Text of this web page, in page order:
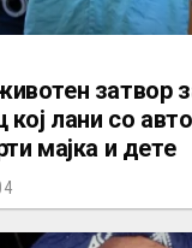
затвор
кој лани со
мајка и дете